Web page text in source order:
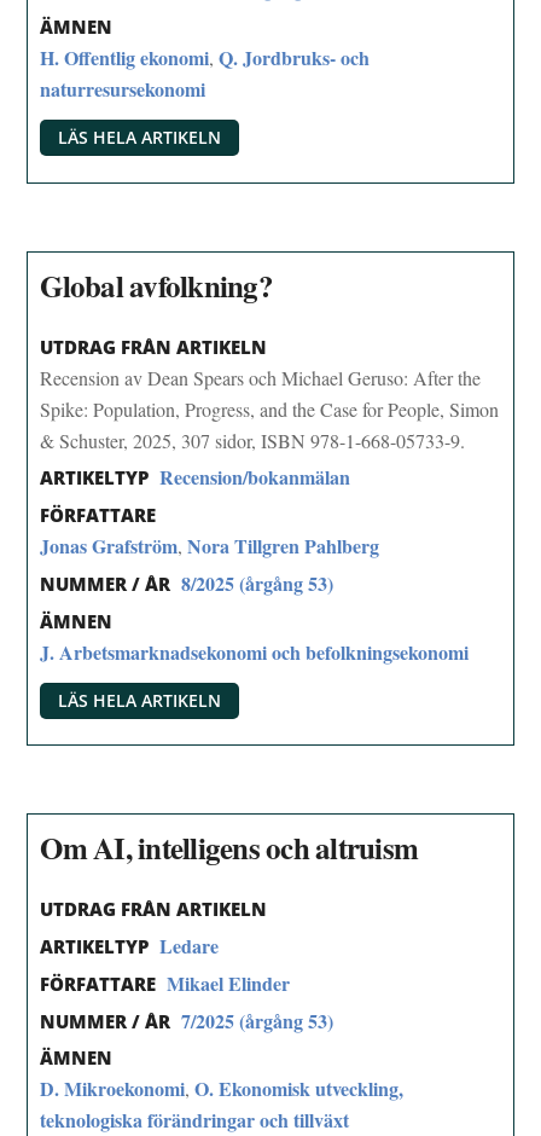
ÄMNEN
H. Offentlig ekonomi,Q. Jordbruks- och
naturresursekonomi
LÄS HELA ARTIKELN
Global avfolkning?
UTDRAG FRÅN ARTIKELN
Recension av Dean Spears och Michael Geruso: After the
Spike: Population, Progress, and the Case for People, Simon
& Schuster, 2025, 307 sidor, ISBN 978-1-668-05733-9.
ARTIKELTYP Recension/bokanmälan
FÖRFATTARE
Jonas Grafström,Nora Tillgren Pahlberg
NUMMER / ÅR 8/2025 (årgång 53)
ÄMNEN
J. Arbetsmarknadsekonomi och befolkningsekonomi
LÄS HELA ARTIKELN
Om AI, intelligens och altruism
UTDRAG FRÅN ARTIKELN
ARTIKELTYP Ledare
FÖRFATTARE Mikael Elinder
NUMMER / ÅR 7/2025 (årgång 53)
ÄMNEN
D. Mikroekonomi,O. Ekonomisk utveckling,
teknologiska förändringar och tillväxt